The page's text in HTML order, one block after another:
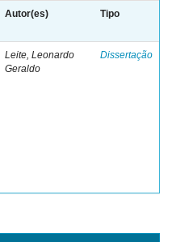
Autor(es) Tipo
Leite, Leonardo
Geraldo
Dissertação